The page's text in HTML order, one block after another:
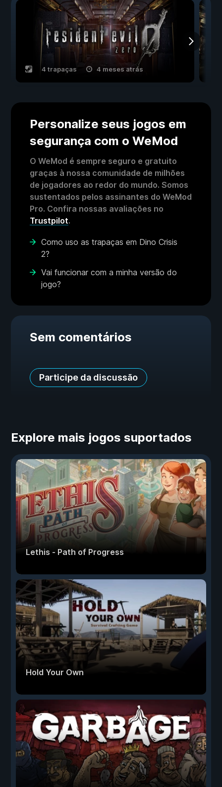
4 trapaças 4 meses atrás
Personalize seus jogos em
segurança com o WeMod
O WeMod é sempre seguro e gratuito
graças à nossa comunidade de milhões
de jogadores ao redor do mundo. Somos
sustentados pelos assinantes do WeMod
Pro. Confira nossas avaliações no
Trustpilot.
Como uso as trapaças em Dino Crisis
2?
Vai funcionar com a minha versão do
jogo?
Sem comentários
Participe da discussão
Explore mais jogos suportados
Lethis - Path of Progress
Hold Your Own